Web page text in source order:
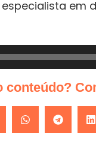
em
conteúdo?